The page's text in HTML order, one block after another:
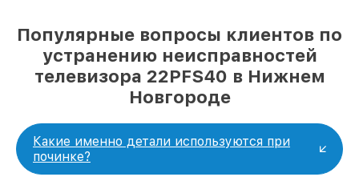
Популярные вопросы клиентов по
устранению неисправностей
телевизора 22PFS40 в Нижнем
Новгороде
Какие именно детали используются при
починке?